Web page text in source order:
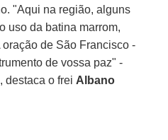
"Aqui na região, alguns
uso da batina marrom,
de São Francisco -
de vossa paz" -
destaca o frei Albano